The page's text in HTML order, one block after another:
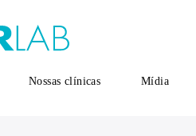
Nossas clínicas Mídia